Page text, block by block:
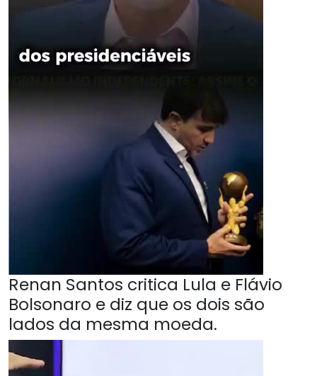
Renan Santos critica Lula e Flávio
Bolsonaro e diz que os dois são
lados da mesma moeda.